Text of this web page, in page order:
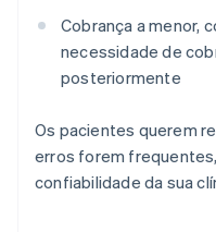
Cobrança a menor,
necessidade de
posteriormente
Os pacientes querem
erros forem
confiabilidade da sua